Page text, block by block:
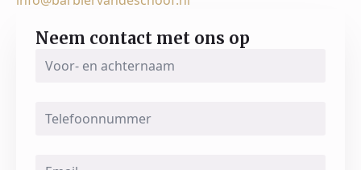
Neem contact met ons op
en